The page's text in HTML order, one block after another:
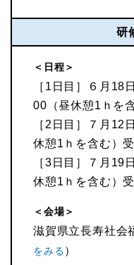
研
＜日程＞
［1日目］６月18
00（昼休憩1ｈを
［2日目］７月12
休憩1ｈを含む）
［3日目］７月19
休憩1ｈを含む）
＜会場＞
滋賀県立長寿社会
をみる）